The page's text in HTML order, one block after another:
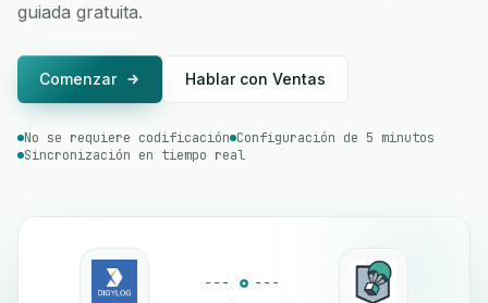
guiada gratuita.
Comenzar Hablar con Ventas
No se requiere codificación Configuración de 5 minutos
Sincronización en tiempo real